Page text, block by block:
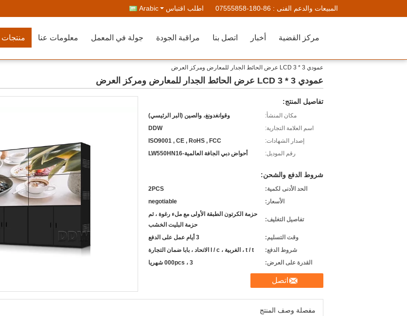
المبيعات والدعم الفنى : 86-180-07555858 اطلب اقتباس Arabic
منتجات معلومات عنا جولة في المعمل مراقبة الجودة اتصل بنا أخبار مركز القضية
عمودي 3 * 3 LCD عرض الحائط الجدار للمعارض ومركز العرض
عمودي 3 * 3 LCD عرض الحائط الجدار للمعارض ومركز العرض
تفاصيل المنتج:
مكان المنشأ:
وقوانغدونغ، والصين (البر الرئيسي)
اسم العلامة التجارية:
DDW
إصدار الشهادات:
ISO9001 , CE , RoHS , FCC
رقم الموديل:
أحواض دبي الجافة العالمية-LW550HN16
شروط الدفع والشحن:
الحد الأدنى لكمية:
2PCS
الأسعار:
negotiable
تفاصيل التغليف:
حزمة الكرتون الطبقة الأولى مع ملء رغوة ، ثم
حزمة البليت الخشب
وقت التسليم:
3 أيام عمل على الدفع
شروط الدفع:
t / t ، الغربية ، l / c الاتحاد ، بابا ضمان التجارة
القدرة على العرض:
3 ، 000pcs شهريا
اتصل
مفصلة وصف المنتج